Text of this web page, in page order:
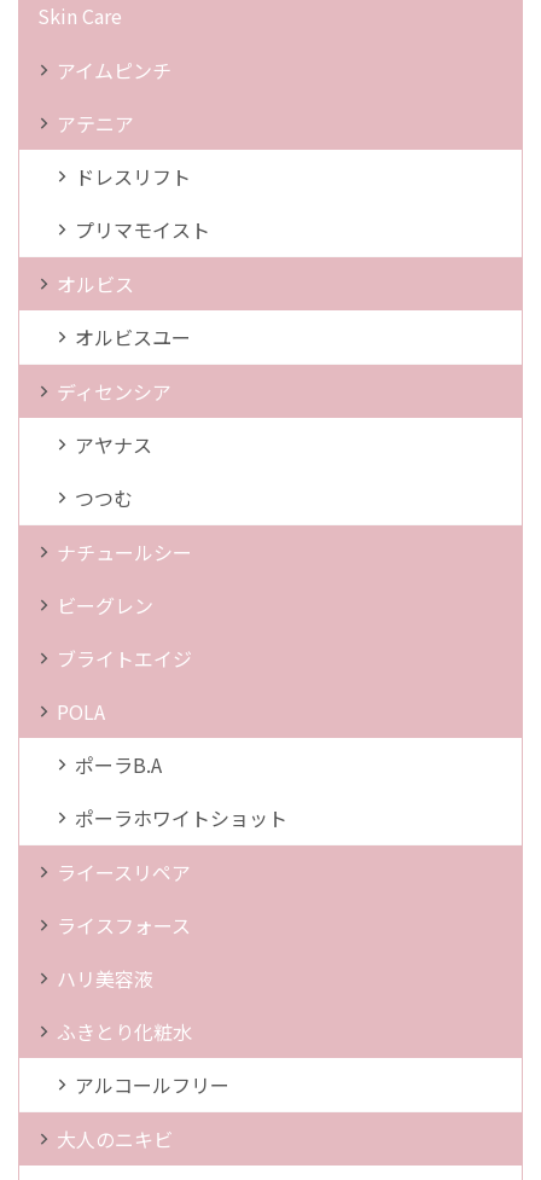
Skin Care
アイムピンチ
アテニア
ドレスリフト
プリマモイスト
オルビス
オルビスユー
ディセンシア
アヤナス
つつむ
ナチュールシー
ビーグレン
ブライトエイジ
POLA
ポーラB.A
ポーラホワイトショット
ライースリペア
ライスフォース
ハリ美容液
ふきとり化粧水
アルコールフリー
大人のニキビ